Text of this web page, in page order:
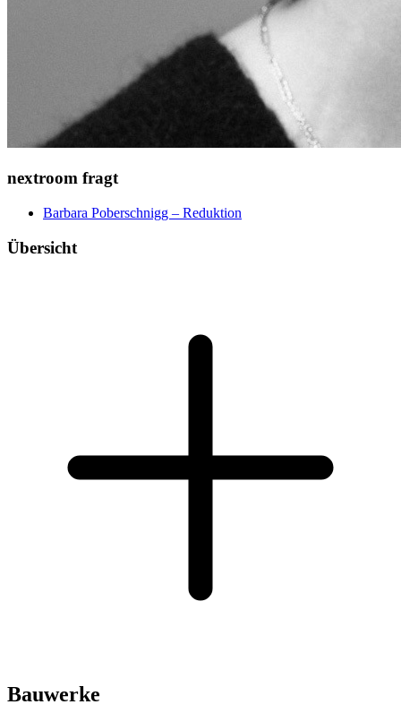
nextroom fragt
Barbara Poberschnigg – Reduktion
Übersicht
Bauwerke